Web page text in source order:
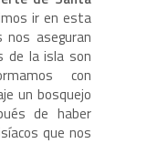
ir en esta
nos aseguran
de la isla son
con
un bosquejo
de haber
que nos